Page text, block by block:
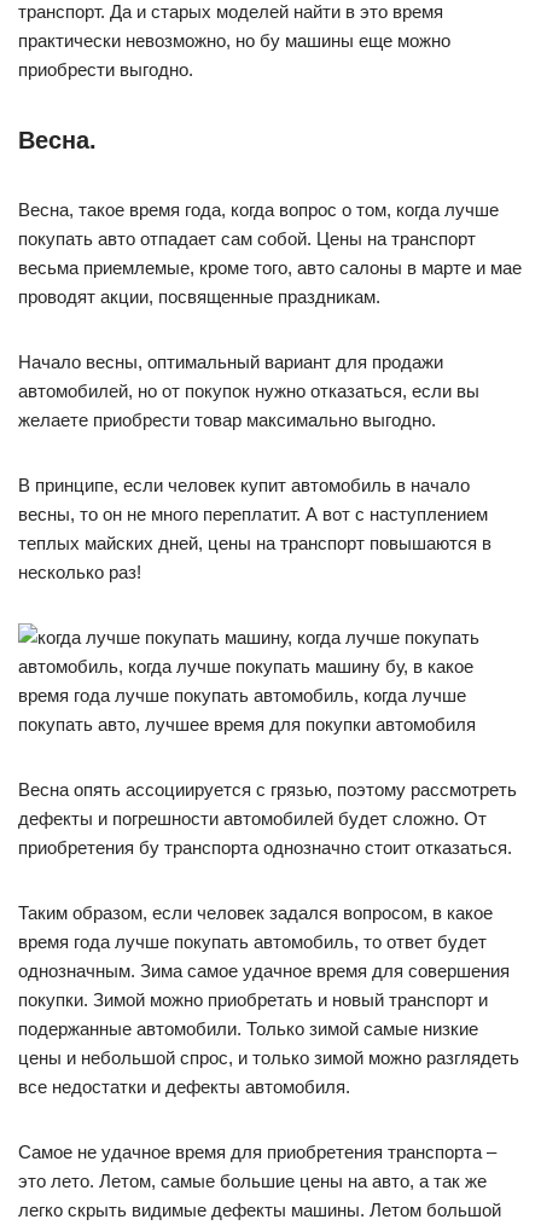
транспорт. Да и старых моделей найти в это время
практически невозможно, но бу машины еще можно
приобрести выгодно.
Весна.
Весна, такое время года, когда вопрос о том, когда лучше
покупать авто отпадает сам собой. Цены на транспорт
весьма приемлемые, кроме того, авто салоны в марте и мае
проводят акции, посвященные праздникам.
Начало весны, оптимальный вариант для продажи
автомобилей, но от покупок нужно отказаться, если вы
желаете приобрести товар максимально выгодно.
В принципе, если человек купит автомобиль в начало
весны, то он не много переплатит. А вот с наступлением
теплых майских дней, цены на транспорт повышаются в
несколько раз!
Весна опять ассоциируется с грязью, поэтому рассмотреть
дефекты и погрешности автомобилей будет сложно. От
приобретения бу транспорта однозначно стоит отказаться.
Таким образом, если человек задался вопросом, в какое
время года лучше покупать автомобиль, то ответ будет
однозначным. Зима самое удачное время для совершения
покупки. Зимой можно приобретать и новый транспорт и
подержанные автомобили. Только зимой самые низкие
цены и небольшой спрос, и только зимой можно разглядеть
все недостатки и дефекты автомобиля.
Самое не удачное время для приобретения транспорта –
это лето. Летом, самые большие цены на авто, а так же
легко скрыть видимые дефекты машины. Летом большой